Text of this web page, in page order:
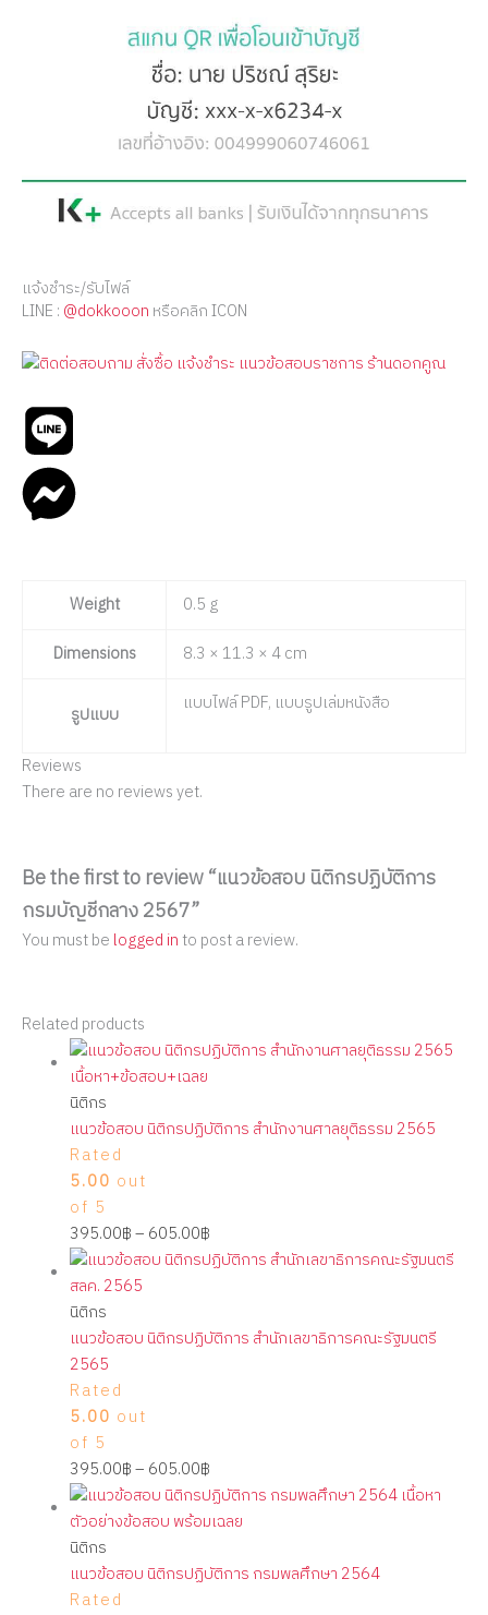
แจ้งชำระ/รับไฟล์
LINE : @dokkooon หรือคลิก ICON
Weight
0.5 g
Dimensions
8.3 × 11.3 × 4 cm
รูปแบบ แบบไฟล์ PDF, แบบรูปเล่มหนังสือ
Reviews
There are no reviews yet.
Be the first to review “แนวข้อสอบ นิติกรปฏิบัติการ
กรมบัญชีกลาง 2567”
You must be logged in to post a review.
Related products
นิติกร
แนวข้อสอบ นิติกรปฏิบัติการ สำนักงานศาลยุติธรรม 2565
Rated
5.00 out
of 5
395.00฿– 605.00฿
นิติกร
แนวข้อสอบ นิติกรปฏิบัติการ สำนักเลขาธิการคณะรัฐมนตรี
2565
Rated
5.00 out
of 5
395.00฿– 605.00฿
นิติกร
แนวข้อสอบ นิติกรปฏิบัติการ กรมพลศึกษา 2564
Rated